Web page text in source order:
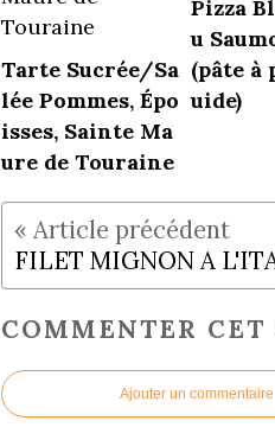
Tarte Sucrée/Sa
lée Pommes, Épo
isses, Sainte Ma
ure de Touraine
Pizza
u
(pâte à
uide)
COMMENTER CET
Ajouter un commentaire